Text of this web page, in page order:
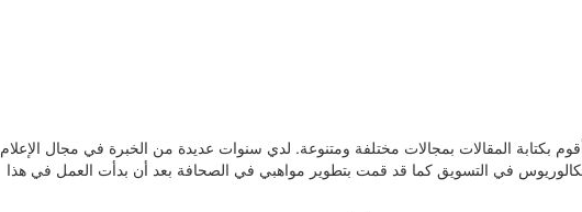
بكتابة المقالات بمجالات مختلفة ومتنوعة. لدي سنوات عديدة من الخبرة في مجال الإعلام
في التسويق كما قد قمت بتطوير مواهبي في الصحافة بعد أن بدأت العمل في هذا